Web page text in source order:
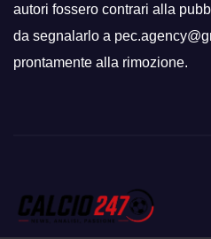
autori fossero contrari alla
da segnalarlo a
prontamente alla rimozione.